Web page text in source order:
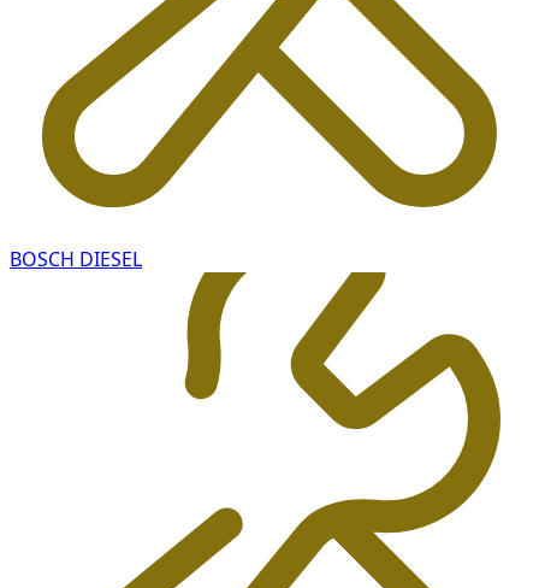
BOSCH DIESEL